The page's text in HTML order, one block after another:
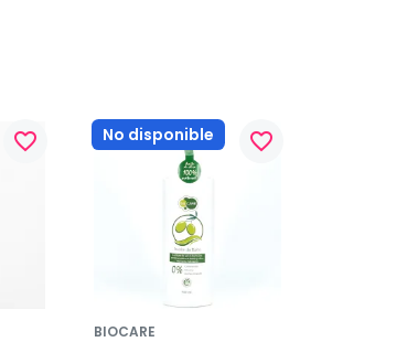
favorite_border No disponible favorite_border
BIOCARE